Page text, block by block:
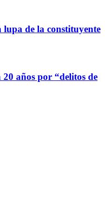
de la constituyente
años por “delitos de